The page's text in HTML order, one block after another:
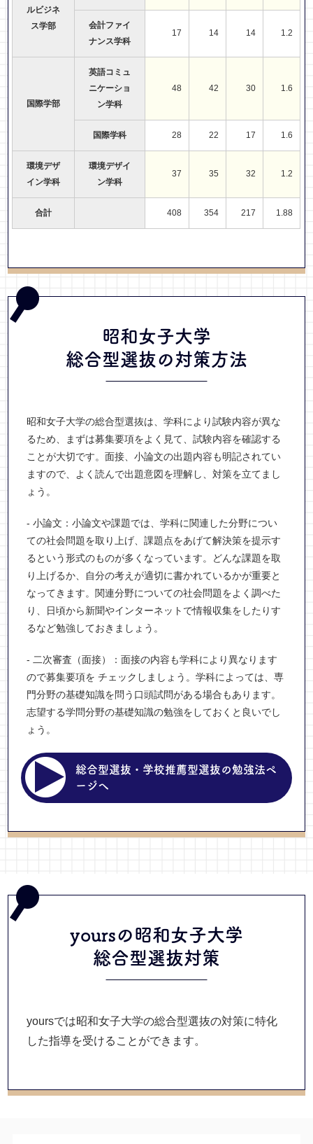
ルビジネ
ス学部
会計ファイ
ナンス学科
17 14 14 1.2
国際学部
英語コミュ
ニケーショ
ン学科
48 42 30 1.6
国際学科 28 22 17 1.6
環境デザ
イン学科
環境デザイ
ン学科
37 35 32 1.2
合計 408 354 217 1.88
昭和女子大学
総合型選抜の対策方法
昭和女子大学の総合型選抜は、学科により試験内容が異な
るため、まずは募集要項をよく見て、試験内容を確認する
ことが大切です。面接、小論文の出題内容も明記されてい
ますので、よく読んで出題意図を理解し、対策を立てまし
ょう。
- 小論文：小論文や課題では、学科に関連した分野につい
ての社会問題を取り上げ、課題点をあげて解決策を提示す
るという形式のものが多くなっています。どんな課題を取
り上げるか、自分の考えが適切に書かれているかが重要と
なってきます。関連分野についての社会問題をよく調べた
り、日頃から新聞やインターネットで情報収集をしたりす
るなど勉強しておきましょう。
- 二次審査（面接）：面接の内容も学科により異なります
ので募集要項を チェックしましょう。学科によっては、専
門分野の基礎知識を問う口頭試問がある場合もあります。
志望する学問分野の基礎知識の勉強をしておくと良いでし
ょう。
総合型選抜・学校推薦型選抜の勉強法ペ
ージへ
yoursの昭和女子大学
総合型選抜対策
yoursでは昭和女子大学の総合型選抜の対策に特化
した指導を受けることができます。